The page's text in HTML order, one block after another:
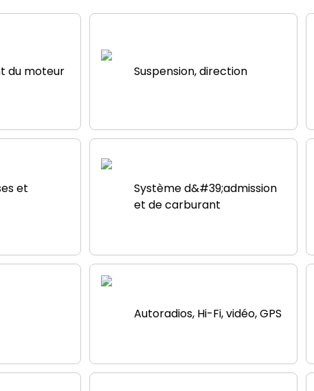
du moteur Suspension, direction
et
Système d&#39;admission
et de carburant
Autoradios, Hi-Fi, vidéo, GPS